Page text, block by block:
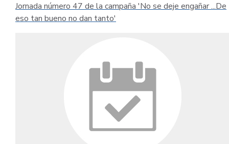
Jornada número 47 de la campaña 'No se deje engañar ...De
eso tan bueno no dan tanto'